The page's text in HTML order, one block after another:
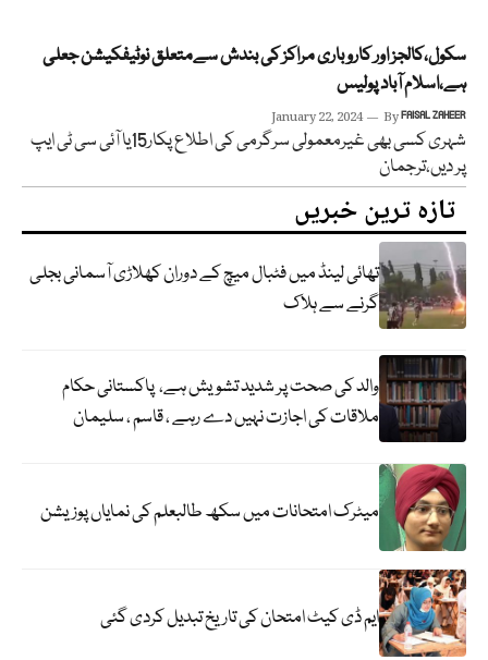
سکول،کالجز اور کاروباری مراکز کی بندش سےمتعلق نوٹیفکیشن جعلی
ہے،اسلام آباد پولیس
January 22, 2024 ByFAISAL ZAHEER
شہری کسی بھی غیرمعمولی سرگرمی کی اطلاع پکار15یا آئی سی ٹی ایپ
پر دیں،ترجمان
تازہ ترین خبریں
تھائی لینڈ میں فٹبال میچ کے دوران کھلاڑی آسمانی بجلی
گرنے سے ہلاک
والد کی صحت پر شدید تشویش ہے، پاکستانی حکام
ملاقات کی اجازت نہیں دے رہے ، قاسم ، سلیمان
میٹرک امتحانات میں سکھ طالبعلم کی نمایاں پوزیشن
ایم ڈی کیٹ امتحان کی تاریخ تبدیل کردی گئی